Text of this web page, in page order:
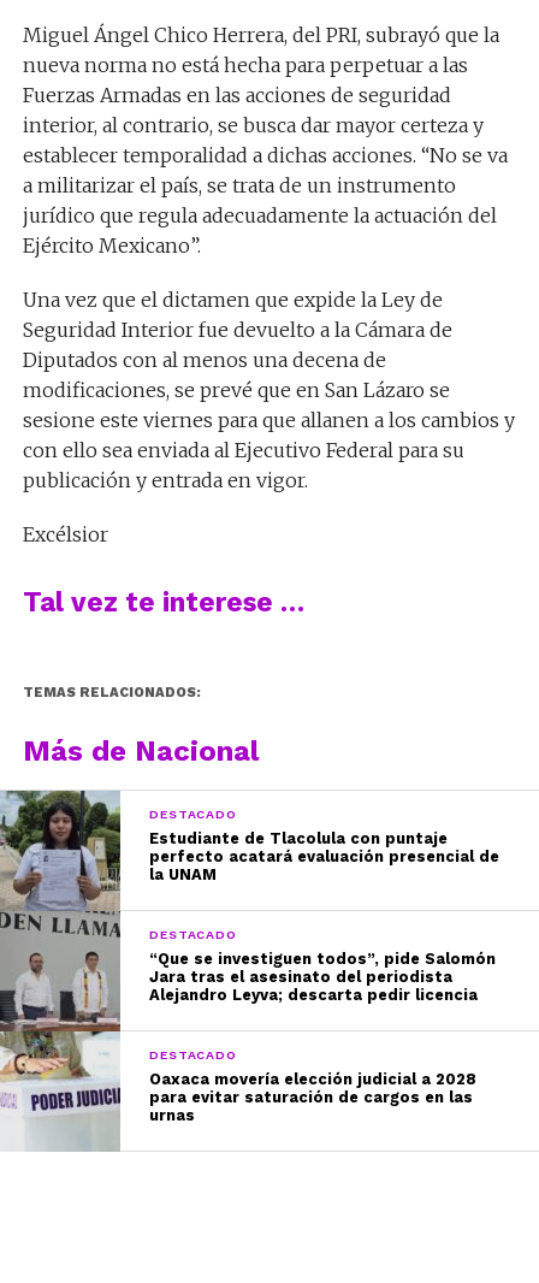
Miguel Ángel Chico Herrera, del PRI, subrayó que la
nueva norma no está hecha para perpetuar a las
Fuerzas Armadas en las acciones de seguridad
interior, al contrario, se busca dar mayor certeza y
establecer temporalidad a dichas acciones. “No se va
a militarizar el país, se trata de un instrumento
jurídico que regula adecuadamente la actuación del
Ejército Mexicano”.
Una vez que el dictamen que expide la Ley de
Seguridad Interior fue devuelto a la Cámara de
Diputados con al menos una decena de
modificaciones, se prevé que en San Lázaro se
sesione este viernes para que allanen a los cambios y
con ello sea enviada al Ejecutivo Federal para su
publicación y entrada en vigor.
Excélsior
Tal vez te interese …
TEMAS RELACIONADOS:
Más de Nacional
DESTACADO
Estudiante de Tlacolula con puntaje
perfecto acatará evaluación presencial de
la UNAM
DESTACADO
“Que se investiguen todos”, pide Salomón
Jara tras el asesinato del periodista
Alejandro Leyva; descarta pedir licencia
DESTACADO
Oaxaca movería elección judicial a 2028
para evitar saturación de cargos en las
urnas